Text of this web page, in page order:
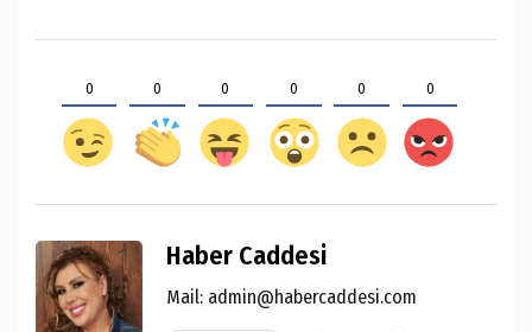
0 0 0 0 0 0
Haber Caddesi
Mail: admin@habercaddesi.com